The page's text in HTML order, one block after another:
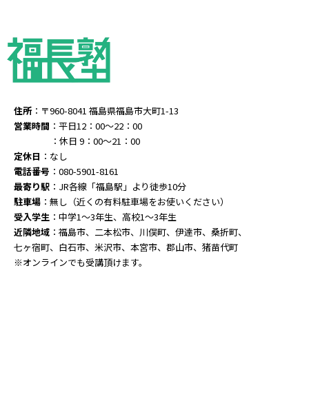
住所：〒960-8041 福島県福島市大町1-13
営業時間 ：平日12：00～22：00
：休日 9：00～21：00
定休日 ：なし
電話番号 ：080-5901-8161
最寄り駅 ：JR各線「福島駅」より徒歩10分
駐車場 ：無し（近くの有料駐車場をお使いください）
受入学生 ：中学1～3年生、高校1～3年生
近隣地域 ：福島市、二本松市、川俣町、伊達市、桑折町、
七ヶ宿町、白石市、米沢市、本宮市、郡山市、猪苗代町
※オンラインでも受講頂けます。